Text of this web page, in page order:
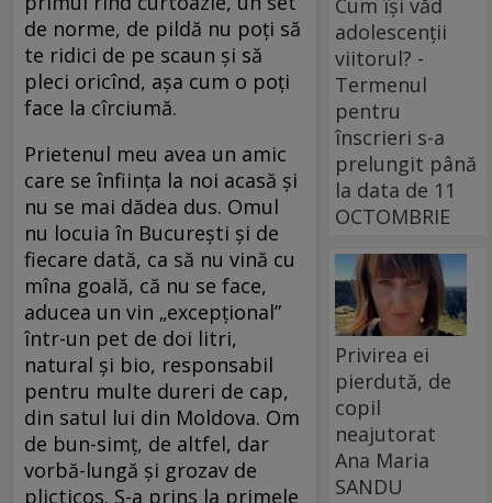
de norme, de pildă nu poți să
te ridici de pe scaun și să
pleci oricînd, așa cum o poți
face la cîrciumă.
Prietenul meu avea un amic
care se înființa la noi acasă și
nu se mai dădea dus. Omul
nu locuia în București și de
fiecare dată, ca să nu vină cu
mîna goală, că nu se face,
aducea un vin „excepțional”
într-un pet de doi litri,
natural și bio, responsabil
pentru multe dureri de cap,
din satul lui din Moldova. Om
de bun-simț, de altfel, dar
vorbă-lungă și grozav de
plicticos. S-a prins la primele
Cum își văd
adolescenții
viitorul? -
Termenul
pentru
înscrieri s-a
prelungit până
la data de 11
OCTOMBRIE
Privirea ei
pierdută, de
copil
neajutorat
Ana Maria
SANDU